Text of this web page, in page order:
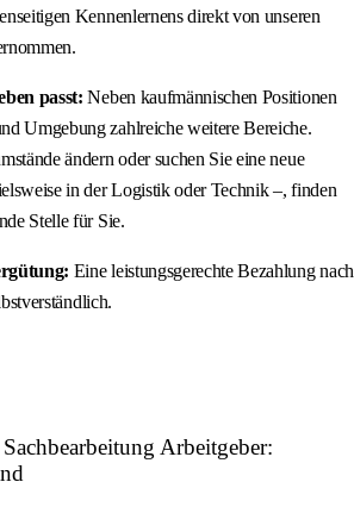
Kennenlernens direkt von unseren
passt: Neben kaufmännischen Positionen
Umgebung zahlreiche weitere Bereiche.
ändern oder suchen Sie eine neue
in der Logistik oder Technik –, finden
Stelle für Sie.
Eine leistungsgerechte Bezahlung nach
Arbeitgeber: